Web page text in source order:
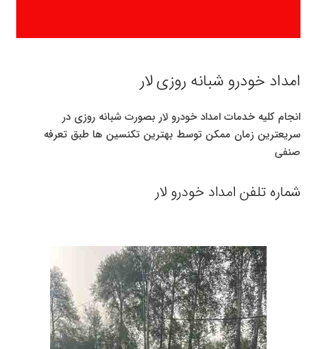
امداد خودرو شبانه روزی لار
انجام کلیه خدمات امداد خودرو لار بصورت شبانه روزی در
سریعترین زمان ممکن توسط بهترین تکنسین ها طبق تعرفه
صنفی
شماره تلفن امداد خودرو لار